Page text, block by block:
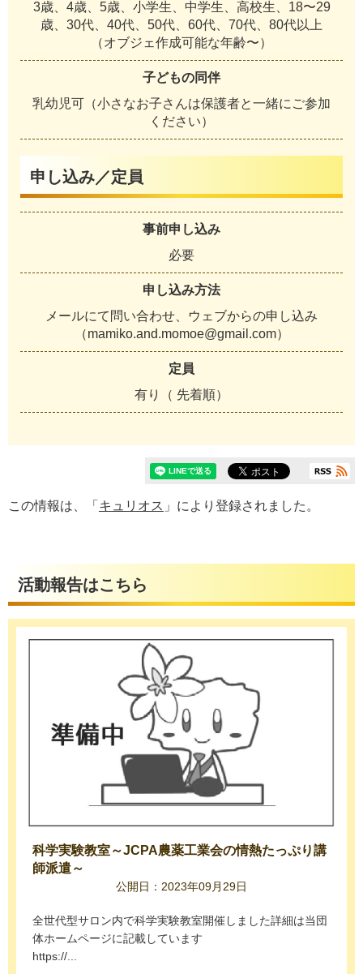
3歳、4歳、5歳、小学生、中学生、高校生、18〜29
歳、30代、40代、50代、60代、70代、80代以上
（オブジェ作成可能な年齢〜）
子どもの同伴
乳幼児可（小さなお子さんは保護者と一緒にご参加
ください）
申し込み／定員
事前申し込み
必要
申し込み方法
メールにて問い合わせ、ウェブからの申し込み
（mamiko.and.momoe@gmail.com）
定員
有り（ 先着順）
この情報は、「 キュリオス 」により登録されました。
活動報告はこちら
科学実験教室～JCPA農薬工業会の情熱たっぷり講
師派遣～
公開日：2023年09月29日
全世代型サロン内で科学実験教室開催しました詳細は当団
体ホームページに記載しています
https://...